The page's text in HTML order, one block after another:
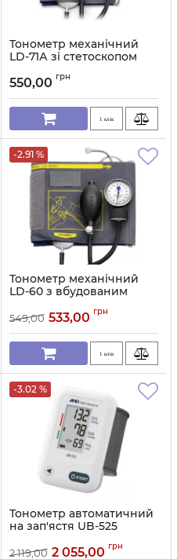
Тонометр механічний
LD-71А зі стетоскопом
550,00 грн
1 клік
-2.91 %
Тонометр механічний
LD-60 з вбудованим
Артикул: 549
549,00 533,00 грн
1 клік
-3.02 %
Тонометр автоматичний
на зап'ястя UB-525
2 119,00 2 055,00 грн